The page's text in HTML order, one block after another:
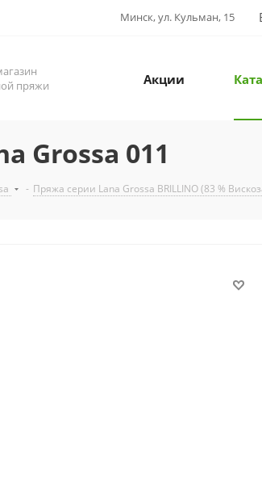
Минск, ул. Кульман, 15
пряжи
Акции
Grossa 011
- Пряжа серии Lana Grossa BRILLINO (83 %